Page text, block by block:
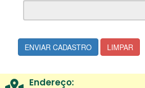
ENVIAR CADASTRO LIMPAR
Endereço: